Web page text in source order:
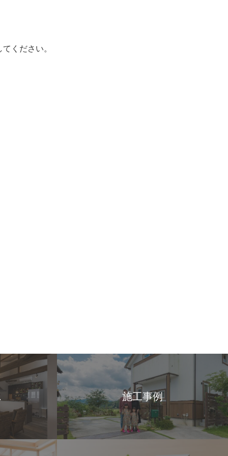
ください。
施工事例